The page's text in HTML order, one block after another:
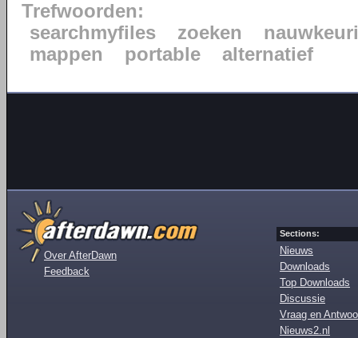
Trefwoorden:
searchmyfiles
zoeken
mappen
portable alternatief
Over AfterDawn
Feedback
Sections:
Nieuws
Downloads
Top Downloads
Discussie
Vraag en
Nieuws2.nl